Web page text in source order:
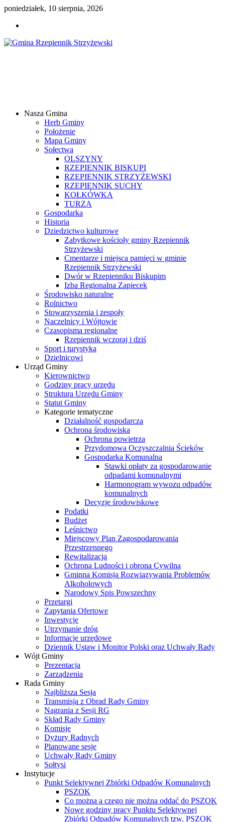
poniedziałek, 10 sierpnia, 2026
Samorządowy
Internetowy
Nasza Gmina
Herb Gminy
Położenie
Mapa Gminy
Sołectwa
OLSZYNY
RZEPIENNIK BISKUPI
RZEPIENNIK STRZYŻEWSKI
RZEPIENNIK SUCHY
KOŁKÓWKA
TURZA
Gospodarka
Historia
Dziedzictwo kulturowe
Zabytkowe kościoły gminy Rzepiennik
Strzyżewski
Cmentarze i miejsca pamięci w gminie
Rzepiennik Strzyżewski
Dwór w Rzepienniku Biskupim
Izba Regionalna Zapiecek
Środowisko naturalne
Rolnictwo
Stowarzyszenia i zespoły
Naczelnicy i Wójtowie
Czasopisma regionalne
Rzepiennik wczoraj i dziś
Sport i turystyka
Dzielnicowi
Urząd Gminy
Kierownictwo
Godziny pracy urzędu
Struktura Urzędu Gminy
Statut Gminy
Kategorie tematyczne
Działalność gospodarcza
Ochrona środowiska
Ochrona powietrza
Przydomowa Oczyszczalnia Ścieków
Gospodarka Komunalna
Stawki opłaty za gospodarowanie
odpadami komunalnymi
Harmonogram wywozu odpadów
komunalnych
Decyzje środowiskowe
Podatki
Budżet
Leśnictwo
Miejscowy Plan Zagospodarowania
Przestrzennego
Rewitalizacja
Ochrona Ludności i obrona Cywilna
Gminna Komisja Rozwiązywania Problemów
Alkoholowych
Narodowy Spis Powszechny
Przetargi
Zapytania Ofertowe
Inwestycje
Utrzymanie dróg
Informacje urzędowe
Dziennik Ustaw i Monitor Polski oraz Uchwały Rady
Wójt Gminy
Prezentacja
Zarządzenia
Rada Gminy
Najbliższa Sesja
Transmisja z Obrad Rady Gminy
Nagrania z Sesji RG
Skład Rady Gminy
Komisje
Dyżury Radnych
Planowane sesje
Uchwały Rady Gminy
Sołtysi
Instytucje
Punkt Selektywnej Zbiórki Odpadów Komunalnych
PSZOK
Co można a czego nie można oddać do PSZOK
Nowe godziny pracy Punktu Selektywnej
Zbiórki Odpadów Komunalnych tzw. PSZOK